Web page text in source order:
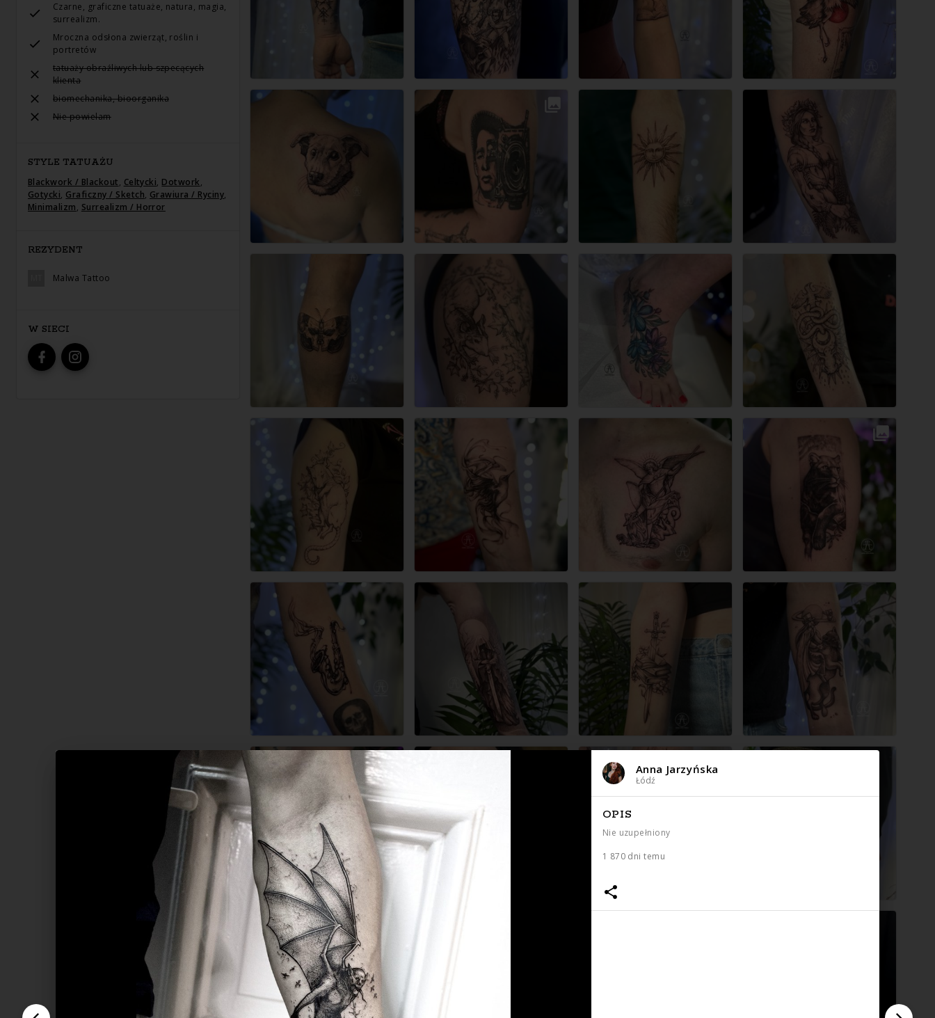
Czarne, graficzne tatuaże, natura, magia,
surrealizm.
Mroczna odsłona zwierząt, roślin i
portretów
tatuaży obraźliwych lub szpecących
klienta
biomechanika, bioorganika
Nie powielam
STYLE TATUAŻU
Blackwork / Blackout, Celtycki, Dotwork,
Gotycki, Graficzny / Sketch, Grawiura / Ryciny,
Minimalizm, Surrealizm / Horror
REZYDENT
Malwa Tattoo
W SIECI
Anna Jarzyńska
Łódź
OPIS
Nie uzupełniony
1 870 dni temu